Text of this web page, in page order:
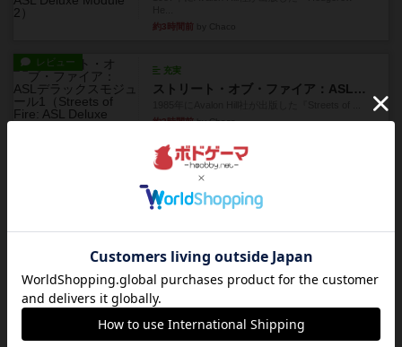
約3時間前
レビュー
充実
ストリート・オブ・ファイア：ASLデラックスモジュール1
約3時間前by Chaco
ペガサス橋
1997年にAvalon Hill社が出版した『Pegasus Bri...
約3時間前 by Chaco
レビュー
オラニエンブルガー運河
存在をうっすらと認識していたけど、セールやっ
てて、2人専用でワカプレと...
約3時間前
レビュー